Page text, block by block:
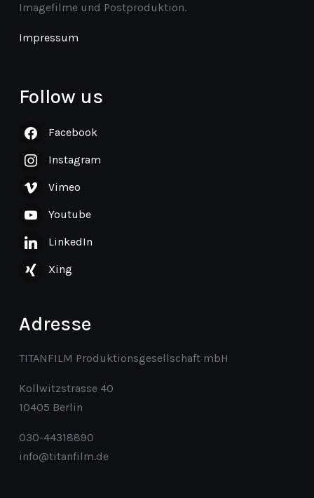
Imagefilme und Postproduktion.
Impressum
Follow us
Facebook
Instagram
Vimeo
Youtube
LinkedIn
Xing
Adresse
TITANFILM Produktionsgesellschaft mbH
Kollwitzstrasse 40
10405 Berlin
030-44318890
info@titanfilm.de